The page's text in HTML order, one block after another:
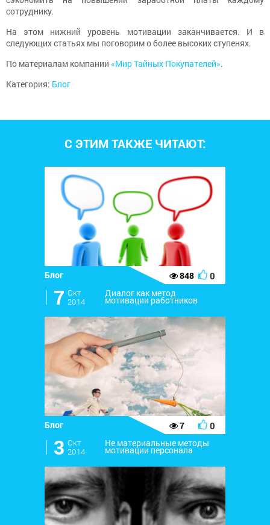
сотруднику.
На этом нижний уровень мотивации заканчивается. И в
следующих статьях мы поговорим о более высоких ступенях.
По материалам компании «Мир Тайных Покупателей».
Категория: Блог
С ЭТИМ ТАКЖЕ ЧИТАЮТ:
Блог 848 0
l 7 Окт
2014
Диалог как метод
мотивации работников
Блог 7 0
l 3 Окт
2014
Не материальные методы
мотивации персонала